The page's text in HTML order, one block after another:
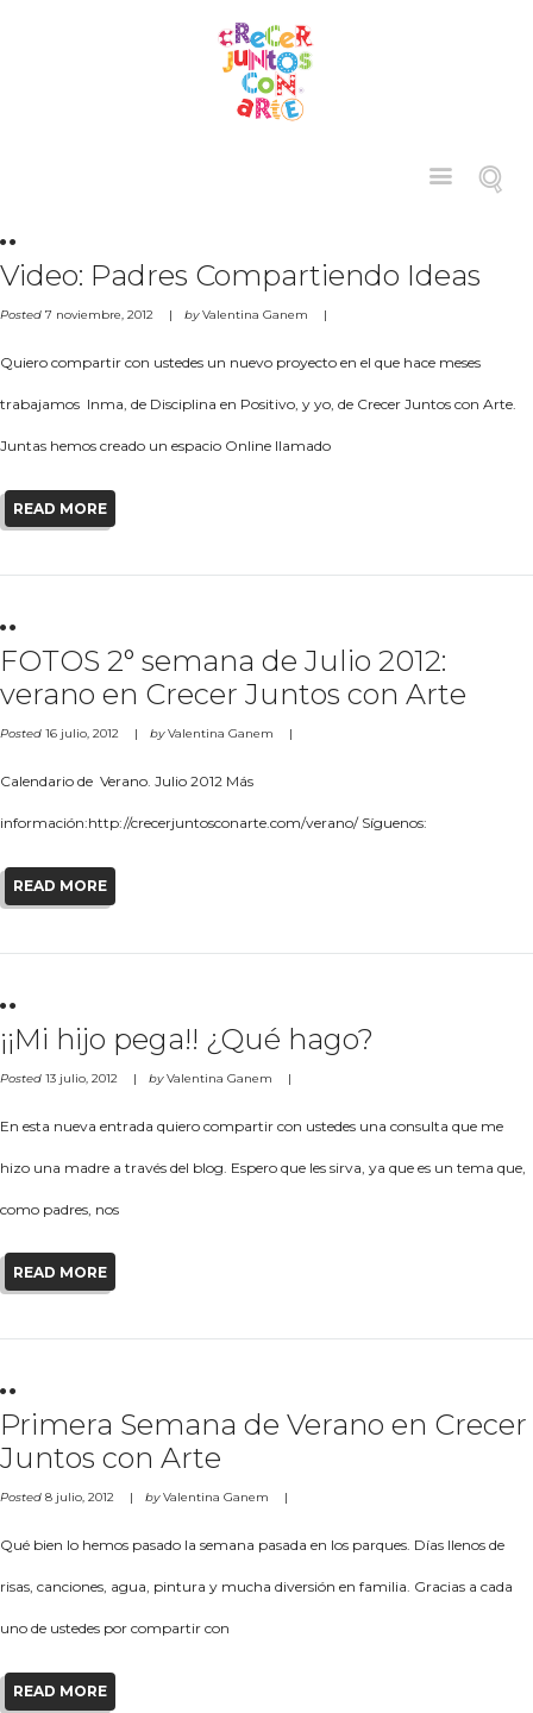
Video: Padres Compartiendo Ideas
Posted 7 noviembre, 2012 byValentina Ganem
Quiero compartir con ustedes un nuevo proyecto en el que hace meses
trabajamos Inma, de Disciplina en Positivo, y yo, de Crecer Juntos con Arte.
Juntas hemos creado un espacio Online llamado
READ MORE
FOTOS 2° semana de Julio 2012:
verano en Crecer Juntos con Arte
Posted 16 julio, 2012 byValentina Ganem
Calendario de Verano. Julio 2012 Más
información:http://crecerjuntosconarte.com/verano/ Síguenos:
READ MORE
¡¡Mi hijo pega!! ¿Qué hago?
Posted 13 julio, 2012 byValentina Ganem
En esta nueva entrada quiero compartir con ustedes una consulta que me
hizo una madre a través del blog. Espero que les sirva, ya que es un tema que,
como padres, nos
READ MORE
Primera Semana de Verano en Crecer
Juntos con Arte
Posted 8 julio, 2012 byValentina Ganem
Qué bien lo hemos pasado la semana pasada en los parques. Días llenos de
risas, canciones, agua, pintura y mucha diversión en familia. Gracias a cada
uno de ustedes por compartir con
READ MORE